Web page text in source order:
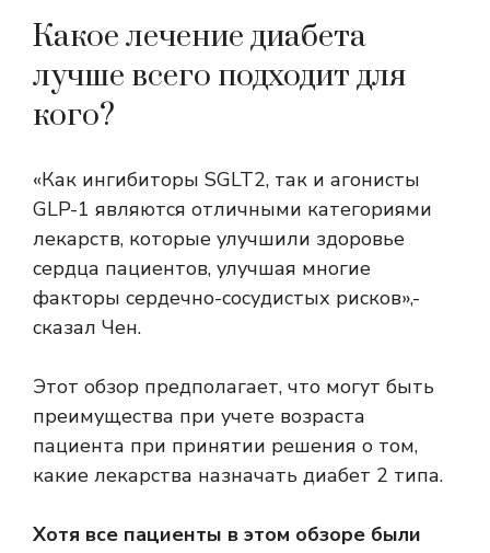
Какое лечение диабета
лучше всего подходит для
кого?
«Как ингибиторы SGLT2, так и агонисты
GLP-1 являются отличными категориями
лекарств, которые улучшили здоровье
сердца пациентов, улучшая многие
факторы сердечно-сосудистых рисков»,-
сказал Чен.
Этот обзор предполагает, что могут быть
преимущества при учете возраста
пациента при принятии решения о том,
какие лекарства назначать диабет 2 типа.
Хотя все пациенты в этом обзоре были